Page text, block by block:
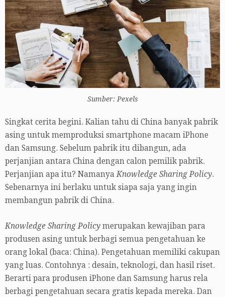
Sumber: Pexels
Singkat cerita begini. Kalian tahu di China banyak pabrik
asing untuk memproduksi smartphone macam iPhone
dan Samsung. Sebelum pabrik itu dibangun, ada
perjanjian antara China dengan calon pemilik pabrik.
Perjanjian apa itu? NamanyaKnowledge Sharing Policy.
Sebenarnya ini berlaku untuk siapa saja yang ingin
membangun pabrik di China.
Knowledge Sharing Policy merupakan kewajiban para
produsen asing untuk berbagi semua pengetahuan ke
orang lokal (baca: China). Pengetahuan memiliki cakupan
yang luas. Contohnya : desain, teknologi, dan hasil riset.
Berarti para produsen iPhone dan Samsung harus rela
berbagi pengetahuan secara gratis kepada mereka. Dan